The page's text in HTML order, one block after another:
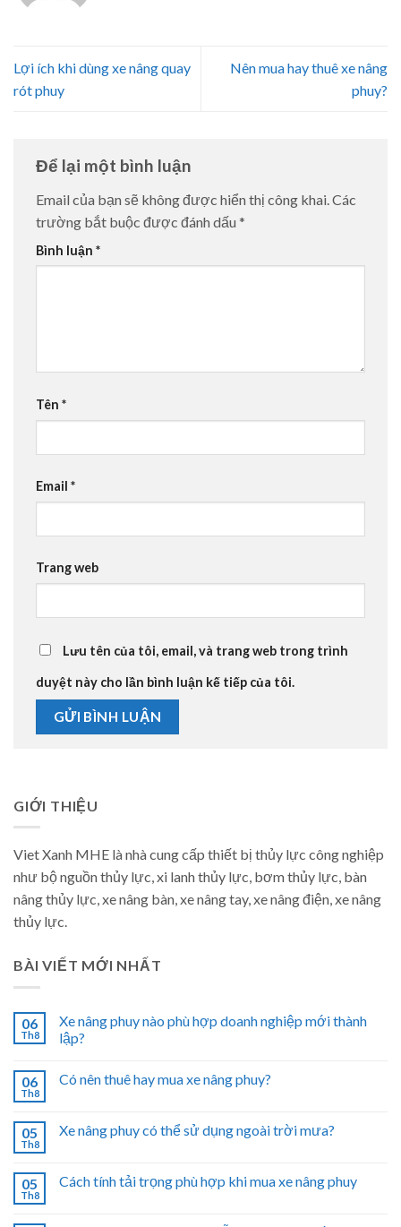
Lợi ích khi dùng xe nâng quay
rót phuy
Nên mua hay thuê xe nâng
phuy?
Để lại một bình luận
Email của bạn sẽ không được hiển thị công khai. Các
trường bắt buộc được đánh dấu *
Bình luận *
Tên *
Email *
Trang web
Lưu tên của tôi, email, và trang web trong trình
duyệt này cho lần bình luận kế tiếp của tôi.
GIỚI THIỆU
Viet Xanh MHE là nhà cung cấp thiết bị thủy lực công nghiệp
như bộ nguồn thủy lực, xi lanh thủy lực, bơm thủy lực, bàn
nâng thủy lực, xe nâng bàn, xe nâng tay, xe nâng điện, xe nâng
thủy lực.
BÀI VIẾT MỚI NHẤT
06
Th8
Xe nâng phuy nào phù hợp doanh nghiệp mới thành
lập?
06
Th8
Có nên thuê hay mua xe nâng phuy?
05
Th8
Xe nâng phuy có thể sử dụng ngoài trời mưa?
05
Th8
Cách tính tải trọng phù hợp khi mua xe nâng phuy